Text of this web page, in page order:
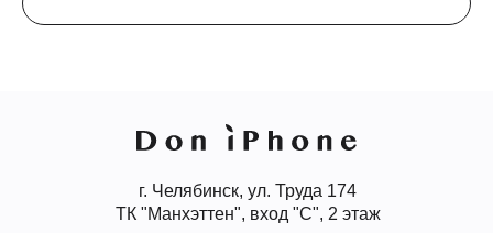
г. Челябинск, ул. Труда 174
ТК "Манхэттен", вход "С", 2 этаж